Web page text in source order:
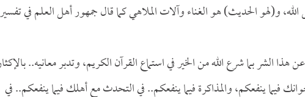
الله، و(لهو الحديث) هو الغناء وآلات الملاهي كما قال جمهور أهل العلم في تفسير
بما شرع الله من الخير في استماع القرآن الكريم، وتدبر معانيه..
فيما ينفعكم، والمذاكرة فيما ينفعكم.. في التحدث مع أهلك فيما ينفعكم.. في